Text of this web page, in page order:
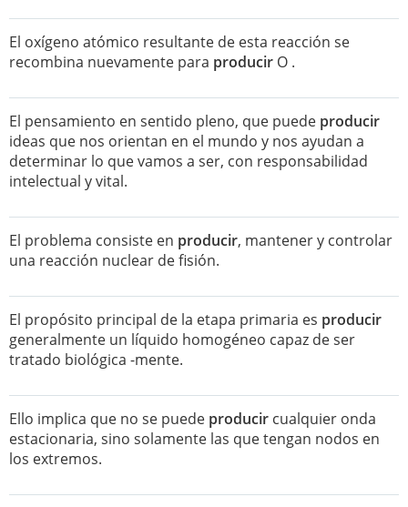
El oxígeno atómico resultante de esta reacción se
recombina nuevamente para producir O .
El pensamiento en sentido pleno, que puede producir
ideas que nos orientan en el mundo y nos ayudan a
determinar lo que vamos a ser, con responsabilidad
intelectual y vital.
El problema consiste en producir, mantener y controlar
una reacción nuclear de fisión.
El propósito principal de la etapa primaria es producir
generalmente un líquido homogéneo capaz de ser
tratado biológica -mente.
Ello implica que no se puede producir cualquier onda
estacionaria, sino solamente las que tengan nodos en
los extremos.